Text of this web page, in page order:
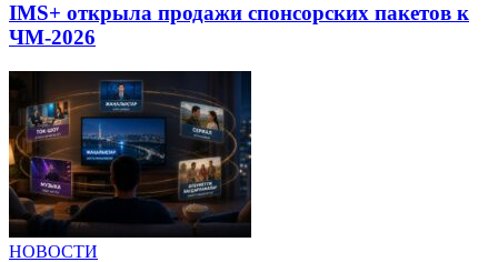
IMS+ открыла продажи спонсорских пакетов к
ЧМ-2026
НОВОСТИ